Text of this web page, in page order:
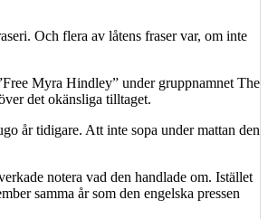
Och flera av låtens fraser var, om inte
Myra Hindley” under gruppnamnet The
det okänsliga tilltaget.
år tidigare. Att inte sopa under mattan den
notera vad den handlade om. Istället
samma år som den engelska pressen